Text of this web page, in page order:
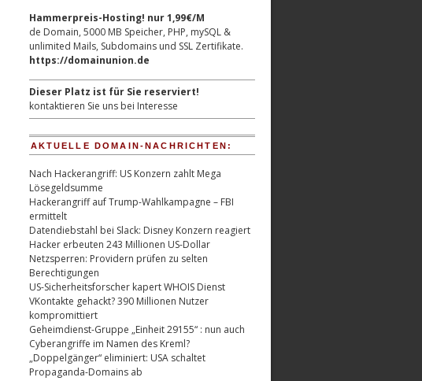
Hammerpreis-Hosting! nur 1,99€/M
de Domain, 5000 MB Speicher, PHP, mySQL &
unlimited Mails, Subdomains und SSL Zertifikate.
https://domainunion.de
Dieser Platz ist für Sie reserviert!
kontaktieren Sie uns bei Interesse
AKTUELLE DOMAIN-NACHRICHTEN:
Nach Hackerangriff: US Konzern zahlt Mega
Lösegeldsumme
Hackerangriff auf Trump-Wahlkampagne – FBI
ermittelt
Datendiebstahl bei Slack: Disney Konzern reagiert
Hacker erbeuten 243 Millionen US-Dollar
Netzsperren: Providern prüfen zu selten
Berechtigungen
US-Sicherheitsforscher kapert WHOIS Dienst
VKontakte gehackt? 390 Millionen Nutzer
kompromittiert
Geheimdienst-Gruppe „Einheit 29155“ : nun auch
Cyberangriffe im Namen des Kreml?
„Doppelgänger“ eliminiert: USA schaltet
Propaganda-Domains ab